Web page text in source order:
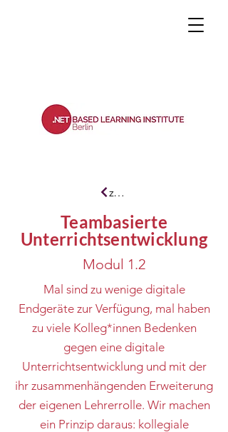
zurück
Teambasierte
Unterrichtsentwicklung
Modul 1.2
Mal sind zu wenige digitale
Endgeräte zur Verfügung, mal haben
zu viele Kolleg*innen Bedenken
gegen eine digitale
Unterrichtsentwicklung und mit der
ihr zusammenhängenden Erweiterung
der eigenen Lehrerrolle. Wir machen
ein Prinzip daraus: kollegiale